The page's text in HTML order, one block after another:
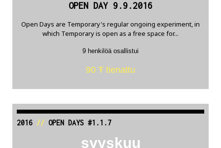
OPEN DAY 9.9.2016
Open Days are Temporary's regular ongoing experiment, in
which Temporary is open as a free space for...
9 henkilöä osallistui
90 Ŧ tienattu
2016// OPEN DAYS #1.1.7
syyskuu